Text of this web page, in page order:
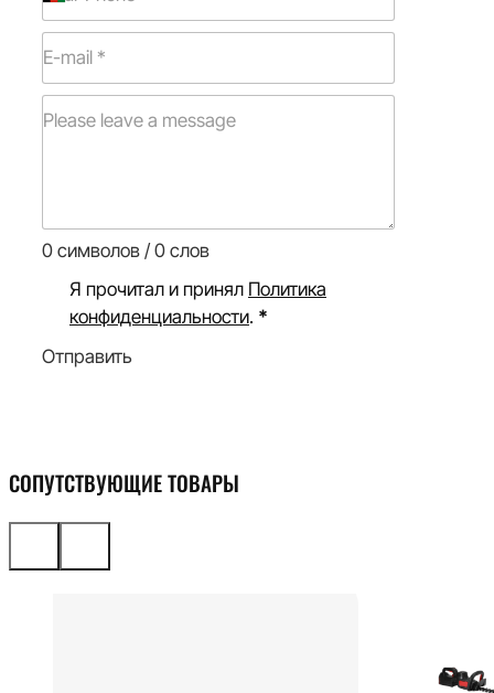
0 символов / 0 слов
Я прочитал и принял Политика
конфиденциальности. *
Отправить
СОПУТСТВУЮЩИЕ ТОВАРЫ